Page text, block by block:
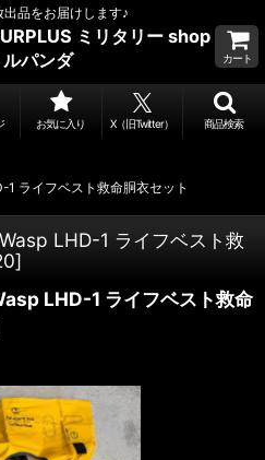
品をお届けします♪
ミリタリー shop
ルパンダ
カート
お気に入り X（旧Twitter） 商品検索
ライフベスト救命胴衣セット
LHD-1 ライフベスト救
]
LHD-1 ライフベスト救命